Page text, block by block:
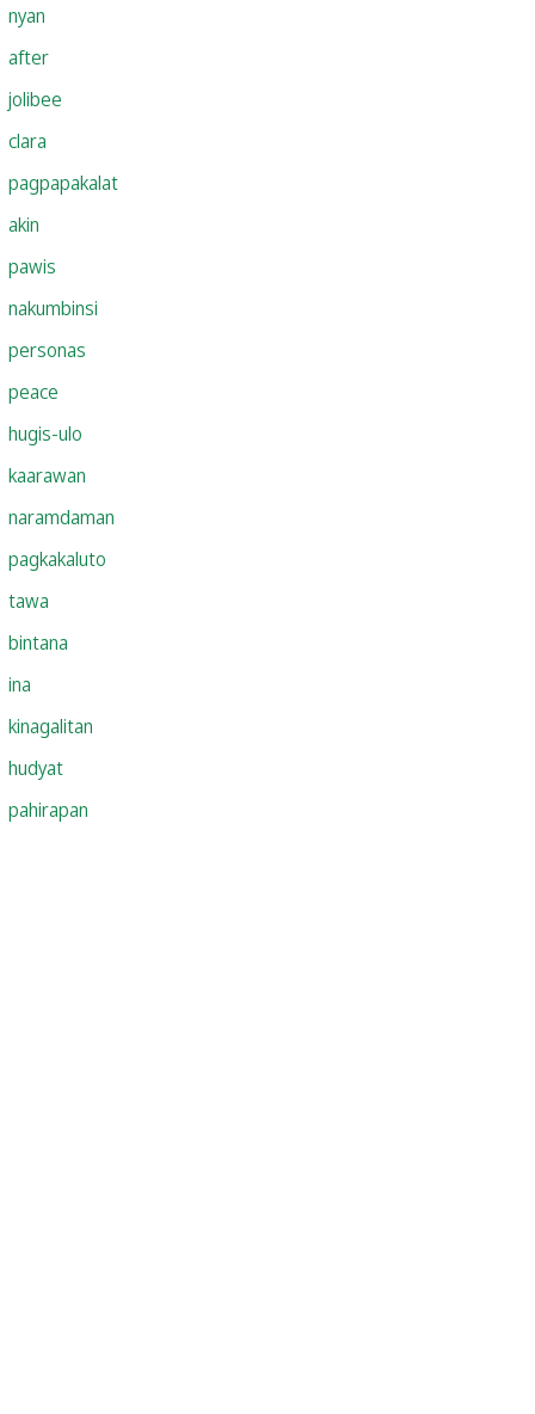
nyan
after
jolibee
clara
pagpapakalat
akin
pawis
nakumbinsi
personas
peace
hugis-ulo
kaarawan
naramdaman
pagkakaluto
tawa
bintana
ina
kinagalitan
hudyat
pahirapan